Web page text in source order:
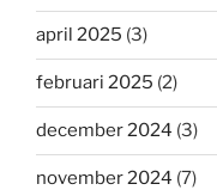
april 2025 (3)
februari 2025 (2)
december 2024 (3)
november 2024 (7)